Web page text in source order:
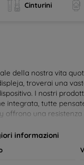
Cinturini
della nostra vita
troverai una
I nostri
integrata, tutte
offrono una
nuovo più a lungo.
informazioni